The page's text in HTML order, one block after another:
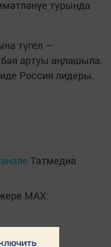
турында
түгел —
артуы аңлашыла.
Россия лидеры.
Татмедиа
MАХ: